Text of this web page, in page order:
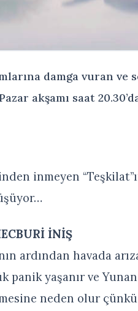
damga vuran
Pazar akşamı saat
inmeyen
İNİŞ
ardından havada
panik yaşanır ve
neden olur çünkü